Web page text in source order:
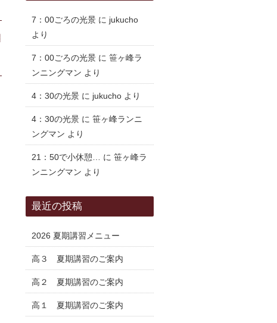
7：00ごろの光景 に jukucho
より
7：00ごろの光景 に 笹ヶ峰ラ
ンニングマン より
4：30の光景 に jukucho より
4：30の光景 に 笹ヶ峰ランニ
ングマン より
21：50で小休憩… に 笹ヶ峰ラ
ンニングマン より
最近の投稿
2026 夏期講習メニュー
高３ 夏期講習のご案内
高２ 夏期講習のご案内
高１ 夏期講習のご案内